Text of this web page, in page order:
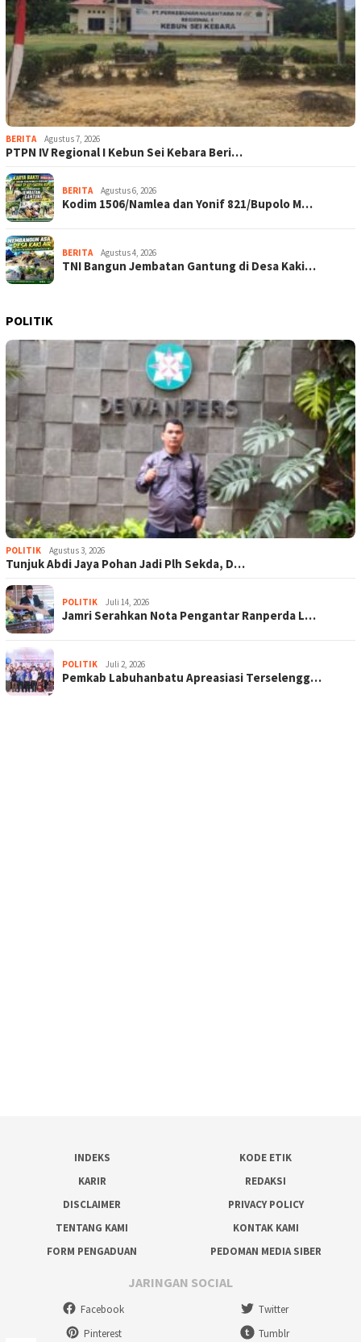
BERITA Agustus 7, 2026
PTPN IV Regional I Kebun Sei Kebara Beri…
BERITA Agustus 6, 2026
Kodim 1506/Namlea dan Yonif 821/Bupolo M…
BERITA Agustus 4, 2026
TNI Bangun Jembatan Gantung di Desa Kaki…
POLITIK
POLITIK Agustus 3, 2026
Tunjuk Abdi Jaya Pohan Jadi Plh Sekda, D…
POLITIK Juli 14, 2026
Jamri Serahkan Nota Pengantar Ranperda L…
POLITIK Juli 2, 2026
Pemkab Labuhanbatu Apreasiasi Terselengg…
INDEKS
KODE ETIK
KARIR
REDAKSI
DISCLAIMER
PRIVACY POLICY
TENTANG KAMI
KONTAK KAMI
FORM PENGADUAN
PEDOMAN MEDIA SIBER
JARINGAN SOCIAL
Facebook
Twitter
Pinterest
Tumblr